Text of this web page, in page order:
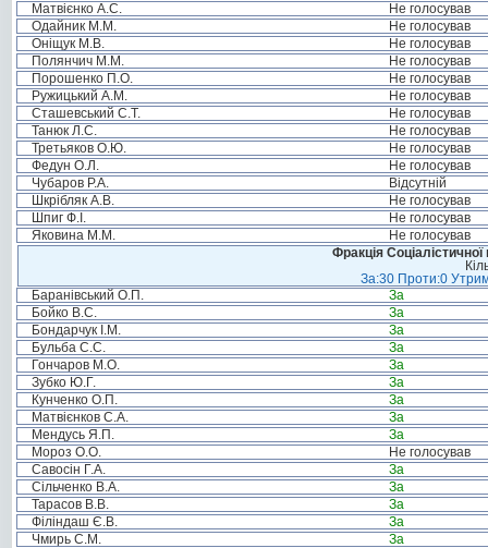
Матвієнко А.С.
Не голосував
Одайник М.М.
Не голосував
Оніщук М.В.
Не голосував
Полянчич М.М.
Не голосував
Порошенко П.О.
Не голосував
Ружицький А.М.
Не голосував
Сташевський С.Т.
Не голосував
Танюк Л.С.
Не голосував
Третьяков О.Ю.
Не голосував
Федун О.Л.
Не голосував
Чубаров Р.А.
Відсутній
Шкрібляк А.В.
Не голосував
Шпиг Ф.І.
Не голосував
Яковина М.М.
Не голосував
Фракція Соціалістичної
За:30 Проти:0
Баранівський О.П.
За
Бойко В.С.
За
Бондарчук І.М.
За
Бульба С.С.
За
Гончаров М.О.
За
Зубко Ю.Г.
За
Кунченко О.П.
За
Матвієнков С.А.
За
Мендусь Я.П.
За
Мороз О.О.
Не голосував
Савосін Г.А.
За
Сільченко В.А.
За
Тарасов В.В.
За
Філіндаш Є.В.
За
Чмирь С.М.
За